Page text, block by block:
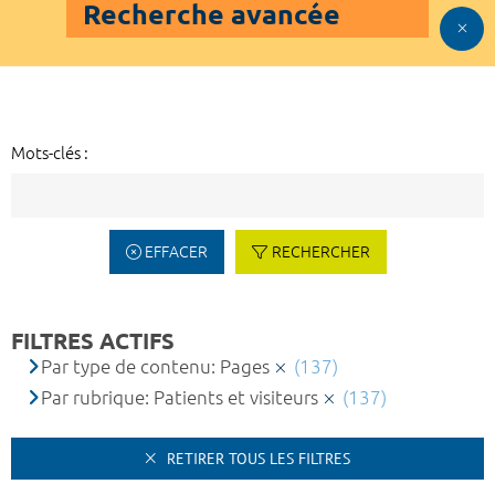
Recherche avancée
Mots-clés :
EFFACER RECHERCHER
FILTRES ACTIFS
Par type de contenu: Pages
(137)
Par rubrique: Patients et visiteurs
(137)
RETIRER TOUS LES FILTRES